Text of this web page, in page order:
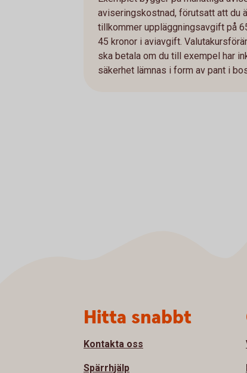
aviseringskostnad, förutsatt att du
tillkommer uppläggningsavgift på
45 kronor i aviavgift.
ska betala om du till exempel har
säkerhet lämnas i form av pant i
Hitta snabbt
Kontakta oss
Spärrhjälp